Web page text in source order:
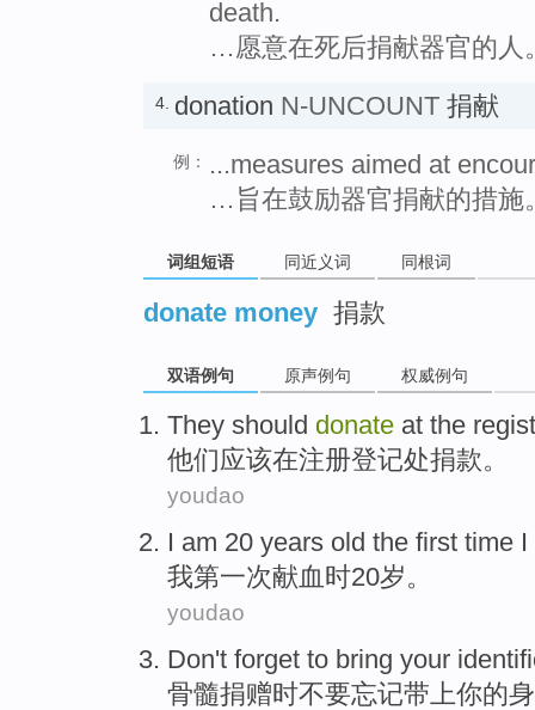
death.
…愿意在死后捐献器官的人
4. donation N-UNCOUNT 捐献
例：
...measures aimed at
…旨在鼓励器官捐献的措施
词组短语 同近义词 同根词
donate money 捐款
双语例句 原声例句 权威例句
They should donate at the
他们应该在注册登记处捐款。
youdao
I am 20 years old the first time I
我第一次献血 时20岁。
youdao
Don't forget to bring your
骨髓捐赠时不要忘记带上你的